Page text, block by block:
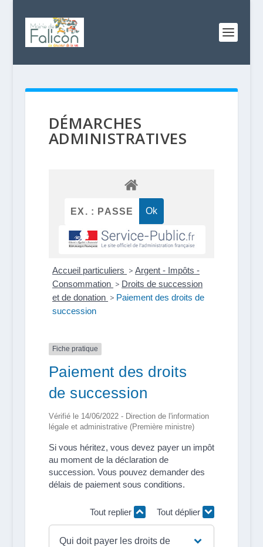
DÉMARCHES
ADMINISTRATIVES
Accueil particuliers > Argent - Impôts -
Consommation > Droits de succession
et de donation > Paiement des droits de
succession
Fiche pratique
Paiement des droits
de succession
Vérifié le 14/06/2022 - Direction de l'information
légale et administrative (Première ministre)
Si vous héritez, vous devez payer un impôt
au moment de la déclaration de
succession. Vous pouvez demander des
délais de paiement sous conditions.
Tout replier Tout déplier
Qui doit payer les droits de